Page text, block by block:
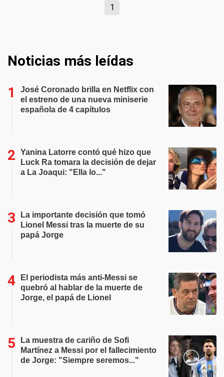
1
Noticias más leídas
José Coronado brilla en Netflix con
el estreno de una nueva miniserie
española de 4 capítulos
Yanina Latorre contó qué hizo que
Luck Ra tomara la decisión de dejar
a La Joaqui: "Ella lo..."
La importante decisión que tomó
Lionel Messi tras la muerte de su
papá Jorge
El periodista más anti-Messi se
quebró al hablar de la muerte de
Jorge, el papá de Lionel
La muestra de cariño de Sofi
Martínez a Messi por el fallecimiento
de Jorge: "Siempre seremos..."